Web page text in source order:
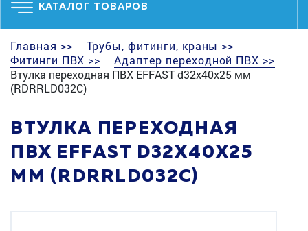
КАТАЛОГ ТОВАРОВ
Главная >>
Трубы, фитинги, краны >>
Фитинги ПВХ >>
Адаптер переходной ПВХ >>
Втулка переходная ПВХ EFFAST d32x40x25 мм
(RDRRLD032C)
ВТУЛКА ПЕРЕХОДНАЯ
ПВХ EFFAST D32X40X25
ММ (RDRRLD032C)